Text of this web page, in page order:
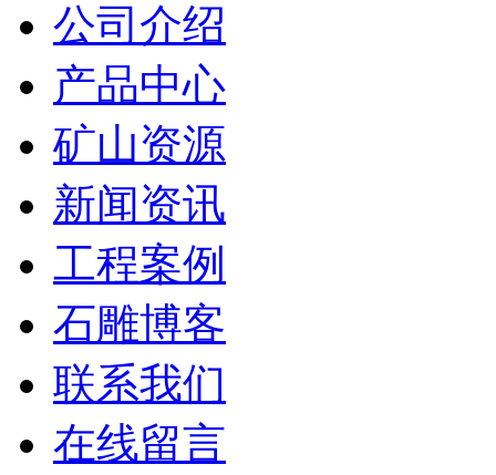
公司介绍
产品中心
矿山资源
新闻资讯
工程案例
石雕博客
联系我们
在线留言